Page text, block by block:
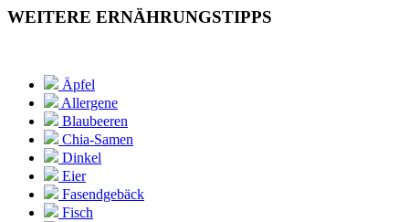
WEITERE ERNÄHRUNGSTIPPS
Äpfel
Allergene
Blaubeeren
Chia-Samen
Dinkel
Eier
Fasendgebäck
Fisch